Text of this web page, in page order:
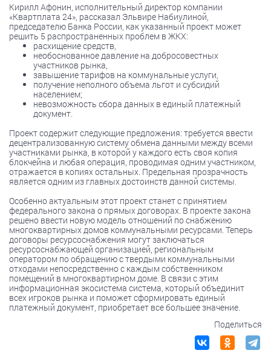
Кирилл Афонин, исполнительный директор компании
«Квартплата 24», рассказал Эльвире Набиулиной,
председателю Банка России, как указанный проект может
решить 5 распространенных проблем в ЖКХ:
расхищение средств,
необоснованное давление на добросовестных
участников рынка,
завышение тарифов на коммунальные услуги,
получение неполного объема льгот и субсидий
населением;
невозможность сбора данных в единый платежный
документ.
Проект содержит следующие предложения: требуется ввести
децентрализованную систему обмена данными между всеми
участниками рынка, в которой у каждого есть своя копия
блокчейна и любая операция, проводимая одним участником,
отражается в копиях остальных. Предельная прозрачность
является одним из главных достоинств данной системы.
Особенно актуальным этот проект станет с принятием
федерального закона о прямых договорах. В проекте закона
решено ввести новую модель отношений по снабжению
многоквартирных домов коммунальными ресурсами. Теперь
договоры ресурсоснабжения могут заключаться
ресурсоснабжающей организацией, региональным
оператором по обращению с твердыми коммунальными
отходами непосредственно с каждым собственником
помещений в многоквартирном доме. В связи с этим
информационная экосистема система, который объединит
всех игроков рынка и поможет сформировать единый
платежный документ, приобретает все большее значение.
Поделиться